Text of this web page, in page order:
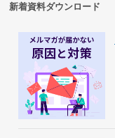
新着資料ダウンロード